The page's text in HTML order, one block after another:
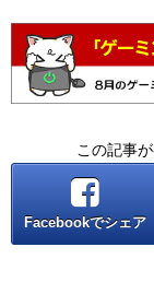
この記事
Facebookでシェア